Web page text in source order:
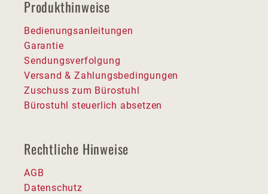
Produkthinweise
Bedienungsanleitungen
Garantie
Sendungsverfolgung
Versand & Zahlungsbedingungen
Zuschuss zum Bürostuhl
Bürostuhl steuerlich absetzen
Rechtliche Hinweise
AGB
Datenschutz